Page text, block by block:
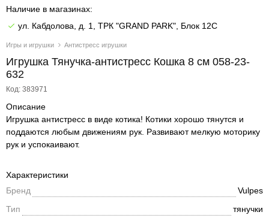
Игры и игрушки Антистресс игрушки
Игрушка Тянучка-антистресс Кошка 8 см 058-23-
632
Код: 383971
Наличие в магазинах:
ул. Кабдолова, д. 1, ТРК "GRAND PARK", Блок 12C
Описание
Игрушка антистресс в виде котика! Котики хорошо тянутся и
поддаются любым движениям рук. Развивают мелкую моторику
рук и успокаивают.
Характеристики
Бренд
Vulpes
Тип
тянучки